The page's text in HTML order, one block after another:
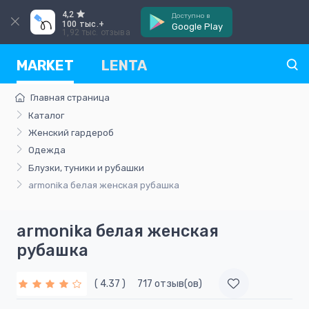
4,2
100 тыс.+
1,92 тыс. отзыва
Доступно в
Google Play
MARKET LENTA
Главная страница
Каталог
Женский гардероб
Одежда
Блузки, туники и рубашки
armonika белая женская рубашка
armonika белая женская
рубашка
( 4.37 ) 717 отзыв(ов)